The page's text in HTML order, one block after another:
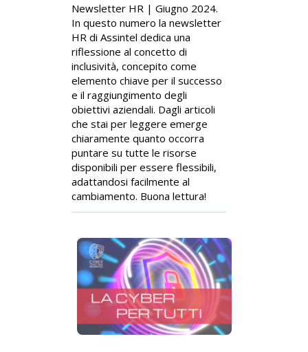
Newsletter HR | Giugno 2024.
In questo numero la newsletter
HR di Assintel dedica una
riflessione al concetto di
inclusività, concepito come
elemento chiave per il successo
e il raggiungimento degli
obiettivi aziendali. Dagli articoli
che stai per leggere emerge
chiaramente quanto occorra
puntare su tutte le risorse
disponibili per essere flessibili,
adattandosi facilmente al
cambiamento. Buona lettura!